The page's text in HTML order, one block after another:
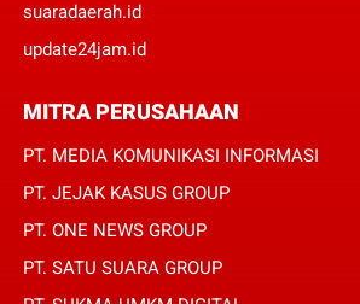
suaradaerah.id
update24jam.id
MITRA PERUSAHAAN
PT. MEDIA KOMUNIKASI INFORMASI
PT. JEJAK KASUS GROUP
PT. ONE NEWS GROUP
PT. SATU SUARA GROUP